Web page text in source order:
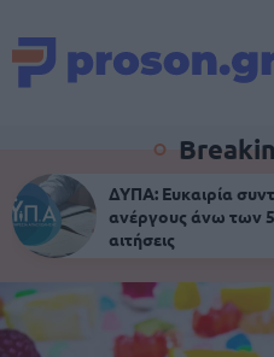
ΔΥΠΑ: Ευκαιρία
ανέργους άνω των
αιτήσεις